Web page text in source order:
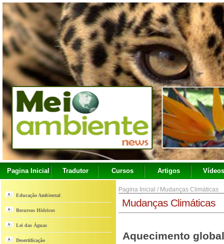
Pagina Inicial Tradutor Cursos Artigos Vídeos
Educação Ambiental
Recursos Hídricos
Lei das Águas
Desertificação
Pagina Inicial / Mudanças Climáticas
Mudanças Climáticas
Aquecimento global